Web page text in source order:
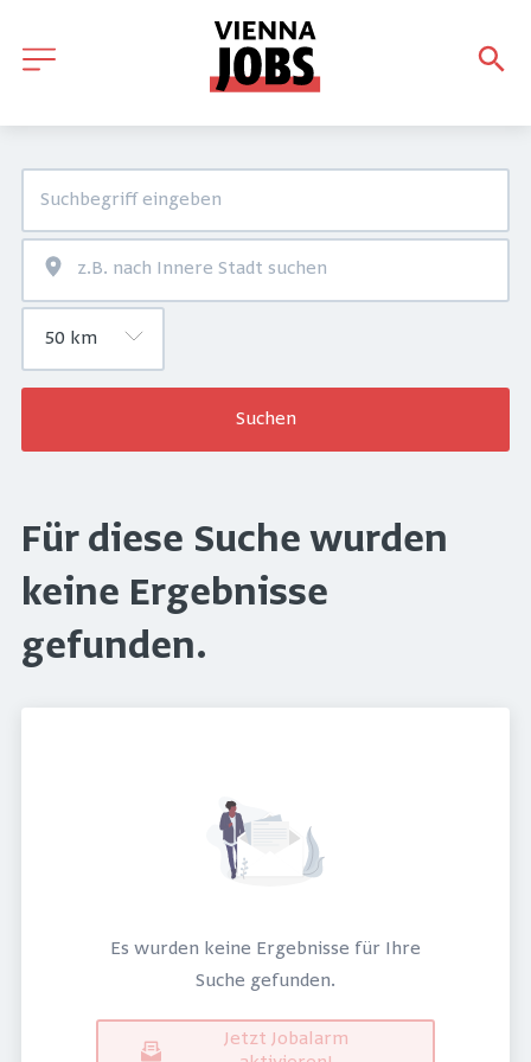
Suchen
Für diese Suche wurden
keine Ergebnisse
gefunden.
Es wurden keine Ergebnisse für Ihre
Suche gefunden.
Jetzt Jobalarm